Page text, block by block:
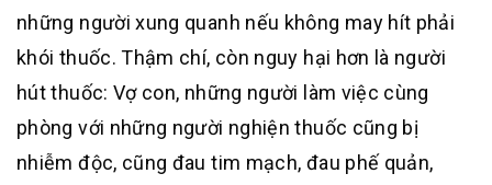
những người xung quanh nếu không may hít phải
khói thuốc. Thậm chí, còn nguy hại hơn là người
hút thuốc: Vợ con, những người làm việc cùng
phòng với những người nghiện thuốc cũng bị
nhiễm độc, cũng đau tim mạch, đau phế quản,